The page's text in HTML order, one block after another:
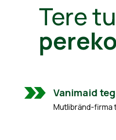
Tere
Vanimaid
Mutlibränd-firma